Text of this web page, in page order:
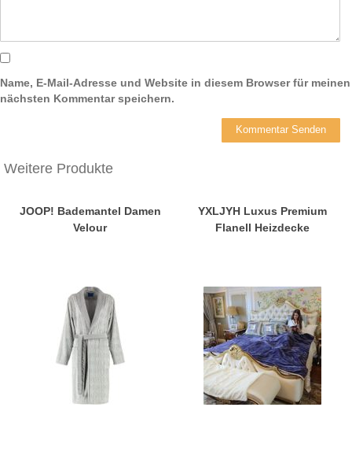
Name, E-Mail-Adresse und Website in diesem Browser für meinen
nächsten Kommentar speichern.
Weitere Produkte
JOOP! Bademantel Damen
Velour
YXLJYH Luxus Premium
Flanell Heizdecke